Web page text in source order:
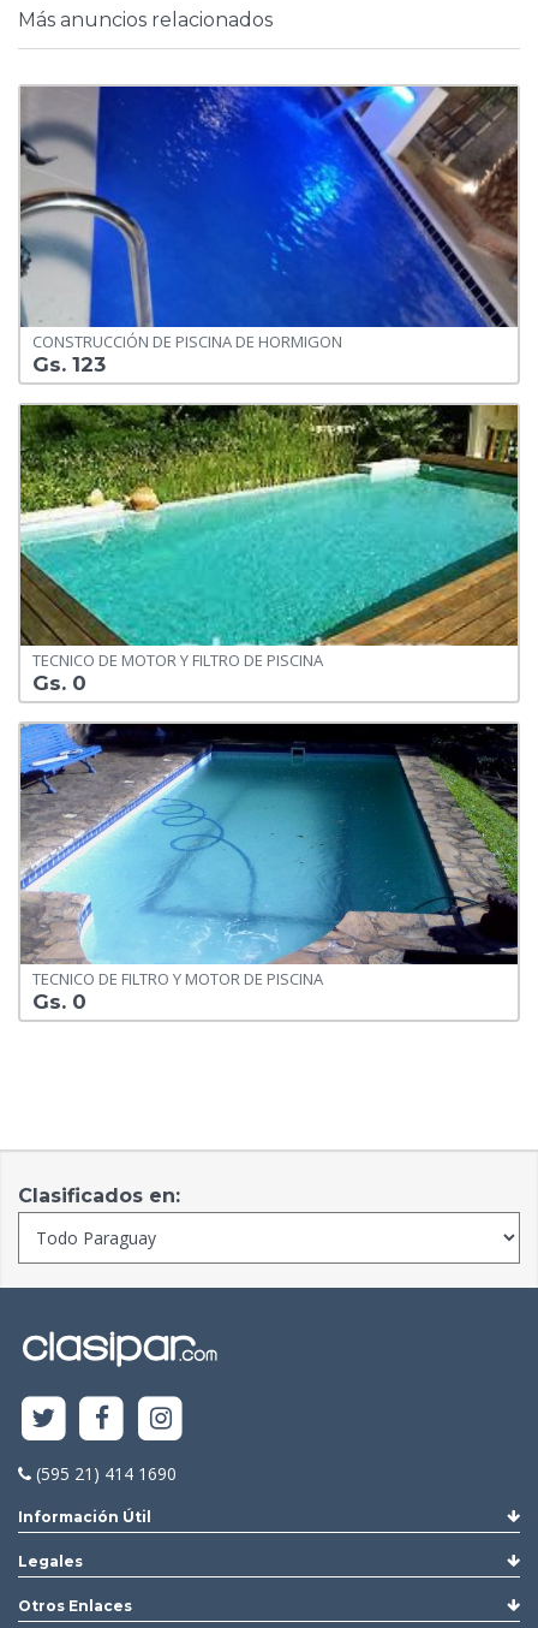
Más anuncios relacionados
CONSTRUCCIÓN DE PISCINA DE HORMIGON
Gs. 123
TECNICO DE MOTOR Y FILTRO DE PISCINA
Gs. 0
TECNICO DE FILTRO Y MOTOR DE PISCINA
Gs. 0
Clasificados en:
(595 21) 414 1690
Información Útil
Legales
Otros Enlaces